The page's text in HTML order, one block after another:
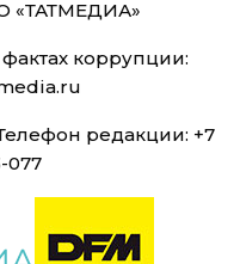
«ТАТМЕДИА»
коррупции:
редакции: +7
077